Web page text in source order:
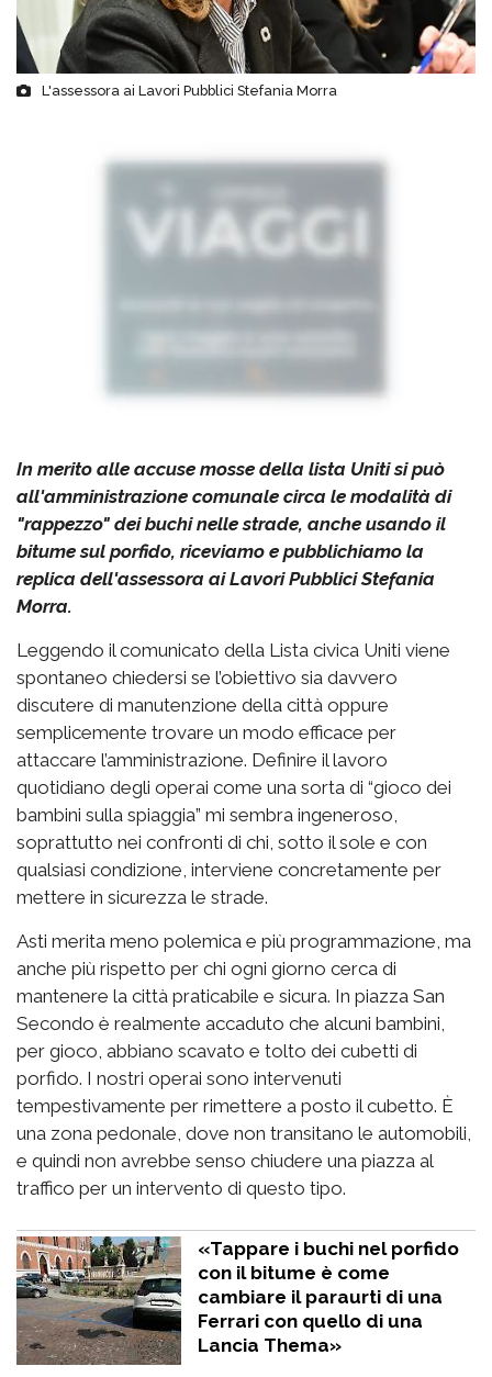
L'assessora ai Lavori Pubblici Stefania Morra
In merito alle accuse mosse della lista Uniti si può
all'amministrazione comunale circa le modalità di
"rappezzo" dei buchi nelle strade, anche usando il
bitume sul porfido, riceviamo e pubblichiamo la
replica dell'assessora ai Lavori Pubblici Stefania
Morra.
Leggendo il comunicato della Lista civica Uniti viene
spontaneo chiedersi se l’obiettivo sia davvero
discutere di manutenzione della città oppure
semplicemente trovare un modo efficace per
attaccare l’amministrazione. Definire il lavoro
quotidiano degli operai come una sorta di “gioco dei
bambini sulla spiaggia” mi sembra ingeneroso,
soprattutto nei confronti di chi, sotto il sole e con
qualsiasi condizione, interviene concretamente per
mettere in sicurezza le strade.
Asti merita meno polemica e più programmazione, ma
anche più rispetto per chi ogni giorno cerca di
mantenere la città praticabile e sicura. In piazza San
Secondo è realmente accaduto che alcuni bambini,
per gioco, abbiano scavato e tolto dei cubetti di
porfido. I nostri operai sono intervenuti
tempestivamente per rimettere a posto il cubetto. È
una zona pedonale, dove non transitano le automobili,
e quindi non avrebbe senso chiudere una piazza al
traffico per un intervento di questo tipo.
«Tappare i buchi nel porfido
con il bitume è come
cambiare il paraurti di una
Ferrari con quello di una
Lancia Thema»